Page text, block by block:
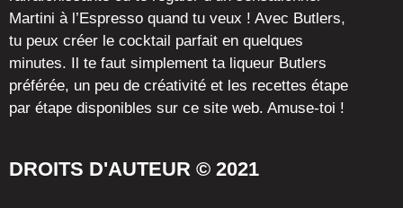
Martini à l’Espresso quand tu veux ! Avec Butlers,
tu peux créer le cocktail parfait en quelques
minutes. Il te faut simplement ta liqueur Butlers
préférée, un peu de créativité et les recettes étape
par étape disponibles sur ce site web. Amuse-toi !
DROITS D'AUTEUR © 2021